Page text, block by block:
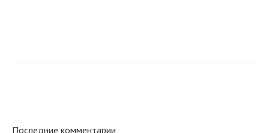
Последние комментарии